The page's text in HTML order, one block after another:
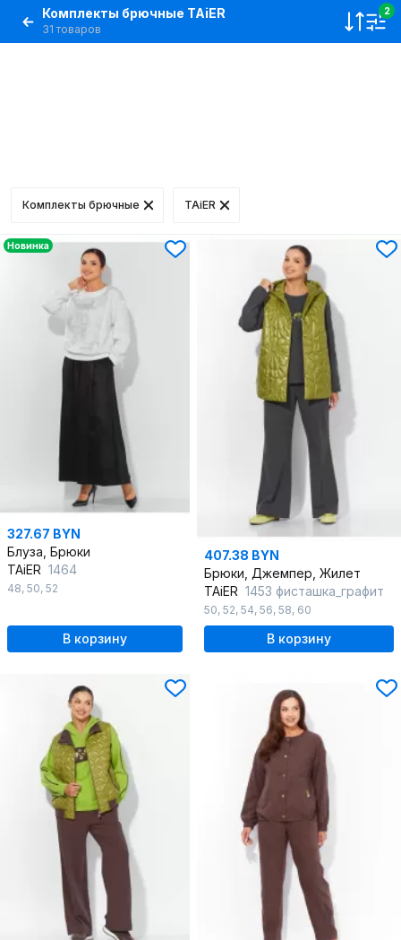
Комплекты брючные TAiER
31 товаров
2
Комплекты брючные TAiER
Новинка
327.67 BYN
Блуза, Брюки
TAiER 1464
48, 50, 52
В корзину
407.38 BYN
Брюки, Джемпер, Жилет
TAiER 1453 фисташка_графит
50, 52, 54, 56, 58, 60
В корзину